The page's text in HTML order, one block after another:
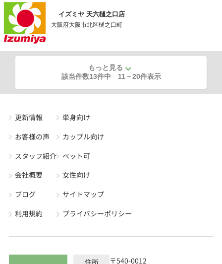
イズミヤ 天六樋之口店
大阪府大阪市北区樋之口町
-
もっと見る
該当件数13件中 11 －20件表示
更新情報
お客様の声
スタッフ紹介
会社概要
ブログ
利用規約
単身向け
カップル向け
ペット可
女性向け
サイトマップ
プライバシーポリシー
住所
〒540-0012